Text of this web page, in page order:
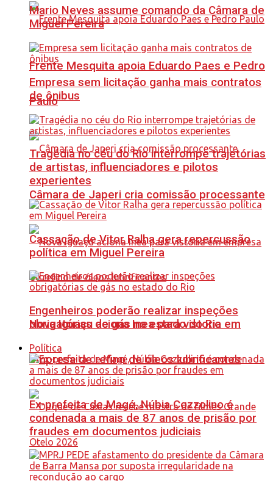
Frente Mesquita apoia Eduardo Paes e Pedro
Paulo
Câmara de Japeri cria comissão processante
Nova Iguaçu aciona Inea para vistoria em
empresa de refino de óleos lubrificantes
Mario Neves assume comando da Câmara de
Miguel Pereira
Empresa sem licitação ganha mais contratos
de ônibus
Tragédia no céu do Rio interrompe trajetórias
de artistas, influenciadores e pilotos
experientes
Cassação de Vitor Ralha gera repercussão
política em Miguel Pereira
Engenheiros poderão realizar inspeções
obrigatórias de gás no estado do Rio
Política
Ex-prefeita de Magé, Núbia Cozzolino é
condenada a mais de 87 anos de prisão por
fraudes em documentos judiciais